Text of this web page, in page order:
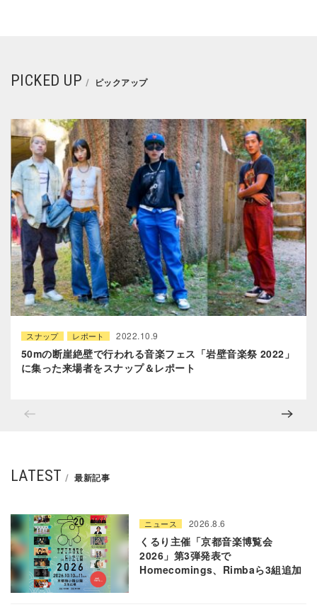
PICKED UP ピックアップ
スナップ レポート 2022.10.9
50mの断崖絶壁で行われる音楽フェス「岩壁音楽祭 2022」
に集った来場者をスナップ＆レポート
LATEST 最新記事
ニュース 2026.8.6
くるり主催「京都音楽博覧会
2026」第3弾発表で
Homecomings、Rimbaら3組追加